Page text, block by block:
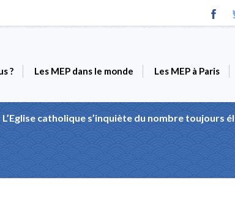
? Les MEP dans le monde Les MEP à Paris
L’Eglise catholique s’inquiète du nombre toujours